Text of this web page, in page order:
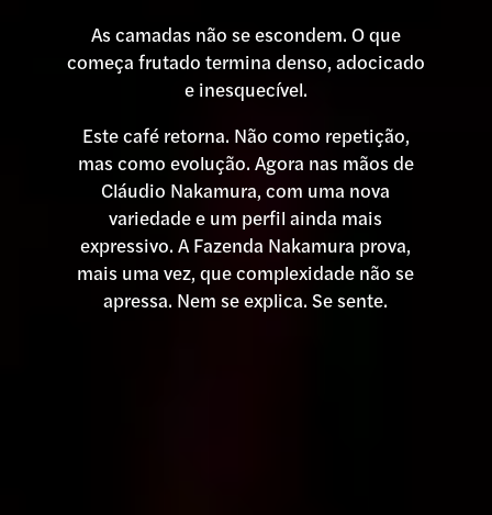
As camadas não se escondem. O que
começa frutado termina denso, adocicado
e inesquecível.
Este café retorna. Não como repetição,
mas como evolução. Agora nas mãos de
Cláudio Nakamura, com uma nova
variedade e um perfil ainda mais
expressivo. A Fazenda Nakamura prova,
mais uma vez, que complexidade não se
apressa. Nem se explica. Se sente.